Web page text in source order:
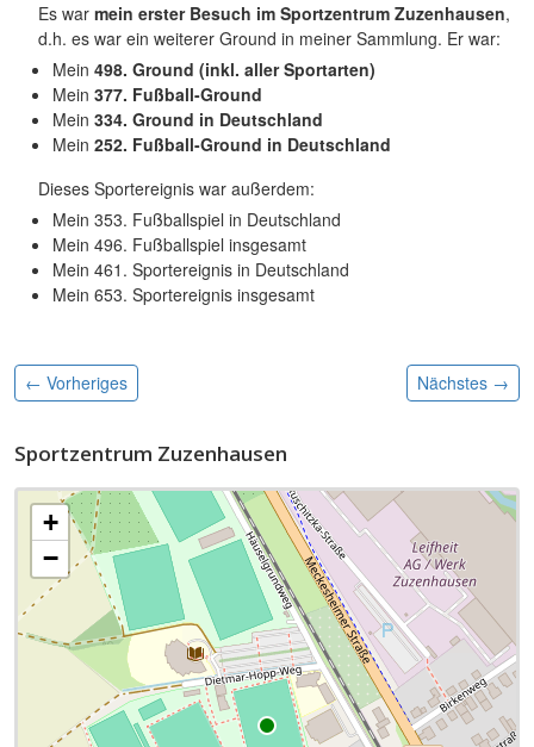
Es war mein erster Besuch im Sportzentrum Zuzenhausen,
d.h. es war ein weiterer Ground in meiner Sammlung. Er war:
Mein 498. Ground (inkl. aller Sportarten)
Mein 377. Fußball-Ground
Mein 334. Ground in Deutschland
Mein 252. Fußball-Ground in Deutschland
Dieses Sportereignis war außerdem:
Mein 353. Fußballspiel in Deutschland
Mein 496. Fußballspiel insgesamt
Mein 461. Sportereignis in Deutschland
Mein 653. Sportereignis insgesamt
← Vorheriges Nächstes →
Sportzentrum Zuzenhausen
+
−